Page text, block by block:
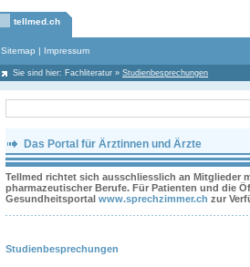
tellmed.ch
Sitemap | Impressum
Sie sind hier: Fachliteratur » Studienbesprechungen
Das Portal für Ärztinnen und Ärzte
Tellmed richtet sich ausschliesslich an Mitglieder
pharmazeutischer Berufe. Für Patienten und die
Gesundheitsportal www.sprechzimmer.ch zur
Studienbesprechungen